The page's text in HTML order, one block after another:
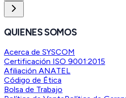
QUIENES SOMOS
Acerca de SYSCOM
Certificación ISO 9001:2015
Afiliación ANATEL
Código de Ética
Bolsa de Trabajo